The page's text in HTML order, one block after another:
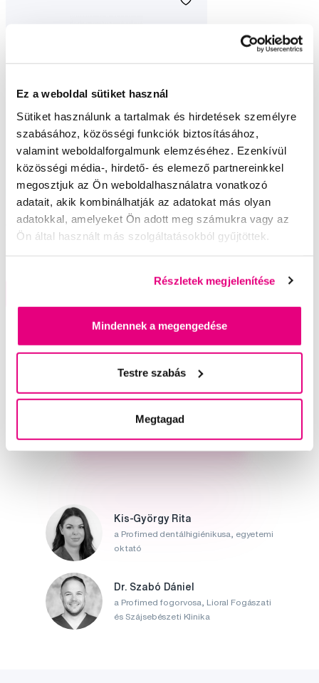
Ez a weboldal sütiket használ
Sütiket használunk a tartalmak és hirdetések személyre
szabásához, közösségi funkciók biztosításához,
valamint weboldalforgalmunk elemzéséhez. Ezenkívül
közösségi média-, hirdető- és elemező partnereinkkel
megosztjuk az Ön weboldalhasználatra vonatkozó
adatait, akik kombinálhatják az adatokat más olyan
adatokkal, amelyeket Ön adott meg számukra vagy az
Ön által használt más szolgáltatásokból gyűjtöttek.
Részletek megjelenítése
Mindennek a megengedése
Testre szabás
Megtagad
MARVIS Ginger Mint fluoridos fogkrém,
gyömbérrel, 25 ml
1 490 Ft
Segítünk
Írjon szakértőinknek
Kis-György Rita
a Profimed dentálhigiénikusa, egyetemi
oktató
Dr. Szabó Dániel
a Profimed fogorvosa, Lioral Fogászati
és Szájsebészeti Klinika